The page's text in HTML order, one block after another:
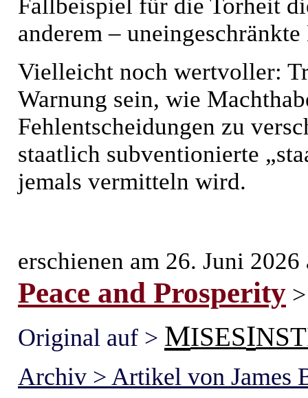
Fallbeispiel für die Torheit
anderem –
Vielleicht noch wertvoller:
Warnung sein, wie
Fehlentscheidungen zu
staatlich subventionierte
jemals vermitteln wird.
erschienen am 26. Juni
Peace and Prosperity
Original auf > MISESI
Archiv > Artikel von James